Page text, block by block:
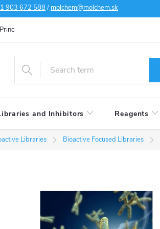
903 672 588/ molchem@molchem.sk
Principles of personal data protection
and Inhibitors Reagents
Libraries Bioactive Focused Libraries